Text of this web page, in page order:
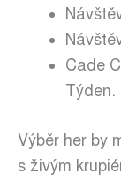
Cade
Týden.
Výběr her by
s živým